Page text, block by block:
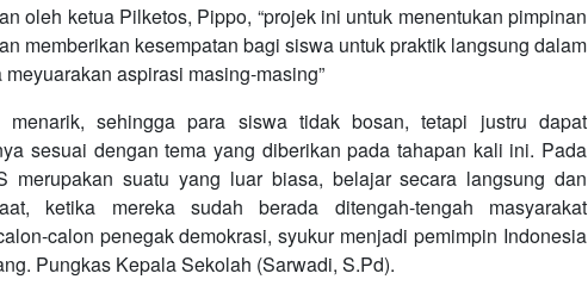
oleh ketua Pilketos, Pippo, “projek ini untuk menentukan pimpinan
memberikan kesempatan bagi siswa untuk praktik langsung dalam
aspirasi masing-masing”
menarik, sehingga para siswa tidak bosan, tetapi justru dapat
sesuai dengan tema yang diberikan pada tahapan kali ini. Pada
merupakan suatu yang luar biasa, belajar secara langsung dan
ketika mereka sudah berada ditengah-tengah masyarakat
calon penegak demokrasi, syukur menjadi pemimpin Indonesia
Pungkas Kepala Sekolah (Sarwadi, S.Pd).